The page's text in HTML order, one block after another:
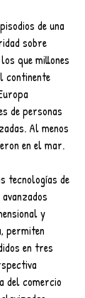
de una
sobre
que millones
continente
de personas
Al menos
en el mar.
tecnologías de
y
permiten
en tres
del comercio